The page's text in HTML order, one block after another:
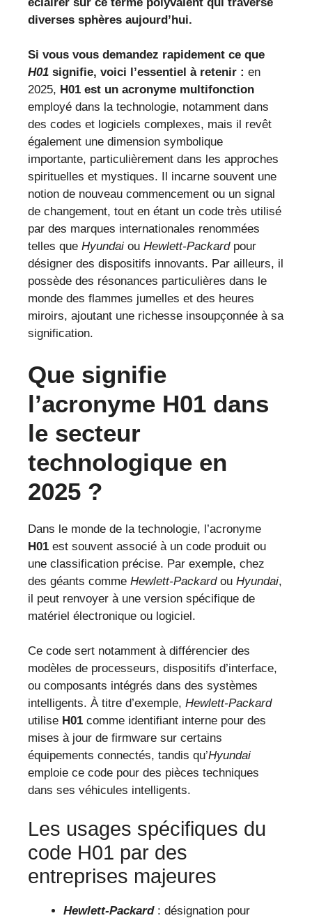
diverses sphères aujourd’hui.
Si vous vous demandez rapidement ce que
H01 signifie, voici l’essentiel à retenir : en
2025, H01 est un acronyme multifonction
employé dans la technologie, notamment dans
des codes et logiciels complexes, mais il revêt
également une dimension symbolique
importante, particulièrement dans les approches
spirituelles et mystiques. Il incarne souvent une
notion de nouveau commencement ou un signal
de changement, tout en étant un code très utilisé
par des marques internationales renommées
telles que Hyundai ou Hewlett-Packardpour
désigner des dispositifs innovants. Par ailleurs, il
possède des résonances particulières dans le
monde des flammes jumelles et des heures
miroirs, ajoutant une richesse insoupçonnée à sa
signification.
Que signifie
l’acronyme H01 dans
le secteur
technologique en
2025 ?
Dans le monde de la technologie, l’acronyme
H01 est souvent associé à un code produit ou
une classification précise. Par exemple, chez
des géants comme Hewlett-Packardou Hyundai,
il peut renvoyer à une version spécifique de
matériel électronique ou logiciel.
Ce code sert notamment à différencier des
modèles de processeurs, dispositifs d’interface,
ou composants intégrés dans des systèmes
intelligents. À titre d’exemple, Hewlett-Packard
utilise H01 comme identifiant interne pour des
mises à jour de firmware sur certains
équipements connectés, tandis qu’Hyundai
emploie ce code pour des pièces techniques
dans ses véhicules intelligents.
Les usages spécifiques du
code H01 par des
entreprises majeures
Hewlett-Packard: désignation pour